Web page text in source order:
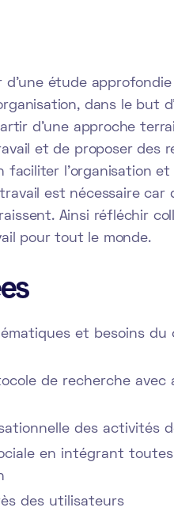
d'une étude
dans le but
d'une approche
et de proposer des
faciliter l'organisation et
est nécessaire car
Ainsi réfléchir
pour tout le monde.
et besoins
de recherche
des activités
en intégrant
des utilisateurs